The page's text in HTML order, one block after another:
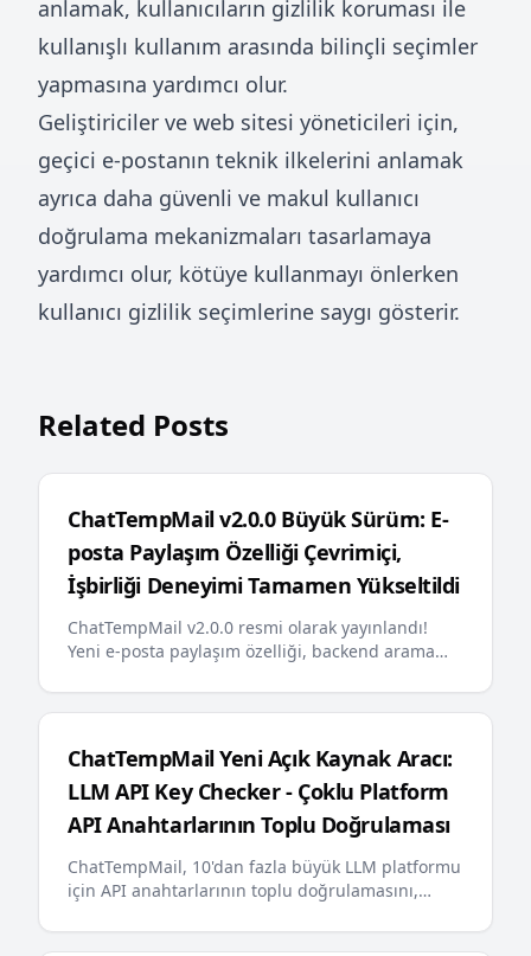
anlamak, kullanıcıların gizlilik koruması ile
kullanışlı kullanım arasında bilinçli seçimler
yapmasına yardımcı olur.
Geliştiriciler ve web sitesi yöneticileri için,
geçici e-postanın teknik ilkelerini anlamak
ayrıca daha güvenli ve makul kullanıcı
doğrulama mekanizmaları tasarlamaya
yardımcı olur, kötüye kullanmayı önlerken
kullanıcı gizlilik seçimlerine saygı gösterir.
Related Posts
ChatTempMail v2.0.0 Büyük Sürüm: E-
posta Paylaşım Özelliği Çevrimiçi,
İşbirliği Deneyimi Tamamen Yükseltildi
ChatTempMail v2.0.0 resmi olarak yayınlandı!
Yeni e-posta paylaşım özelliği, backend arama
mesajları, AI dostu llms.txt ve diğer önemli
kullanışlı geçici e-posta deneyimi sunuyor
ChatTempMail Yeni Açık Kaynak Aracı:
LLM API Key Checker - Çoklu Platform
API Anahtarlarının Toplu Doğrulaması
ChatTempMail, 10'dan fazla büyük LLM platformu
için API anahtarlarının toplu doğrulamasını,
gösterimini destekleyen yeni açık kaynak aracı